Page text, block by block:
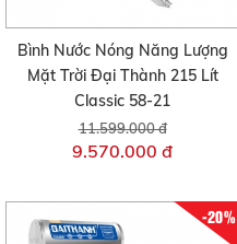
Bình Nước Nóng Năng Lượng
Mặt Trời Đại Thành 215 Lít
Classic 58-21
11.599.000 đ
9.570.000 đ
-20%